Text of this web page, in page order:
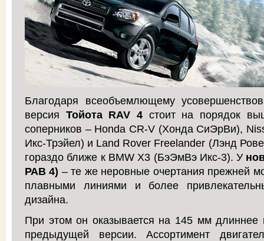
Благодаря всеобъемлющему
версия Тойота RAV 4 стоит на порядок
соперников – Honda CR-V (Хонда СиЭрВи),
Икс-Трэйел) и Land Rover Freelander (Лэнд
гораздо ближе к BMW X3 (БэЭмВэ Икс-3). У
РАВ 4) – те же неровные очертания прежней
плавными линиями и более
дизайна.
При этом он оказывается на 145 мм
предыдущей версии. Ассортимент